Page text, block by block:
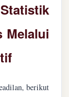
Melalui
berikut